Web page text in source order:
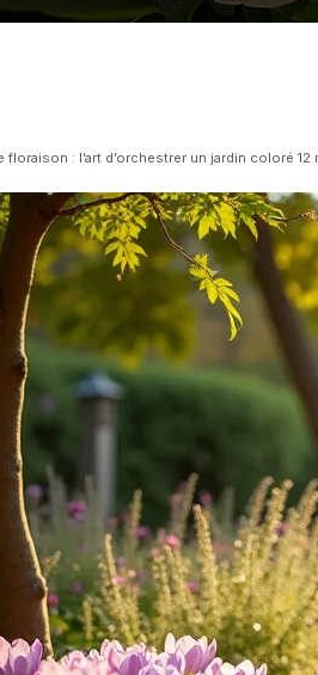
floraison : l’art d’orchestrer un jardin coloré 12